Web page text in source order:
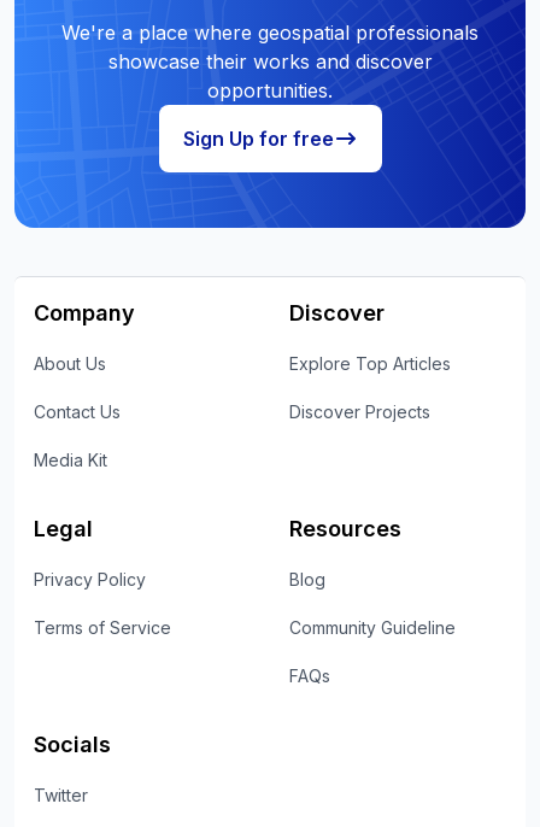
We're a place where geospatial professionals
showcase their works and discover
opportunities.
Sign Up for free
Company
About Us
Contact Us
Media Kit
Discover
Explore Top Articles
Discover Projects
Legal
Privacy Policy
Terms of Service
Resources
Blog
Community Guideline
FAQs
Socials
Twitter